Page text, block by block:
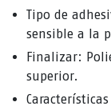
Tipo de
sensible a la
Finalizar:
superior.